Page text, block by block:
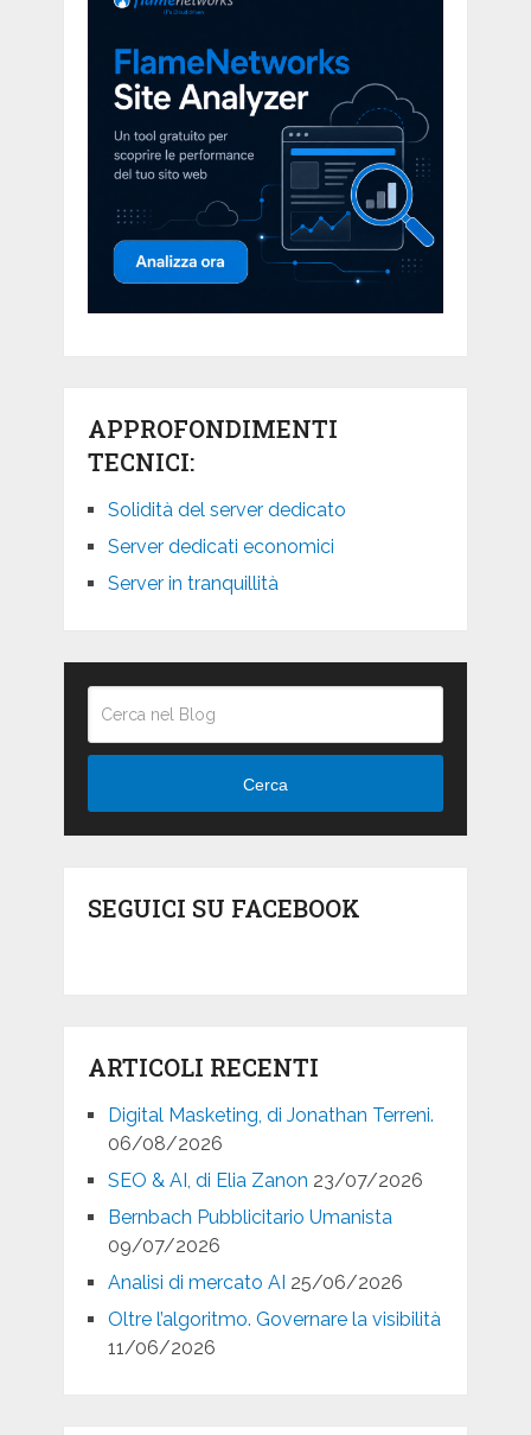
APPROFONDIMENTI
TECNICI:
Solidità del server dedicato
Server dedicati economici
Server in tranquillità
Cerca
SEGUICI SU FACEBOOK
ARTICOLI RECENTI
Digital Masketing, di Jonathan Terreni.
06/08/2026
SEO & AI, di Elia Zanon 23/07/2026
Bernbach Pubblicitario Umanista
09/07/2026
Analisi di mercato AI 25/06/2026
Oltre l’algoritmo. Governare la visibilità
11/06/2026